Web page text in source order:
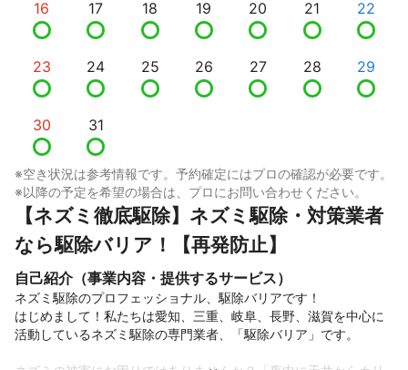
16 17 18 19 20 21 22
23 24 25 26 27 28 29
30 31
※空き状況は参考情報です。予約確定にはプロの確認が必要です。
※以降の予定を希望の場合は、プロにお問い合わせください。
【ネズミ徹底駆除】ネズミ駆除・対策業者
なら駆除バリア！【再発防止】
自己紹介（事業内容・提供するサービス）
ネズミ駆除のプロフェッショナル、駆除バリアです！
はじめまして！私たちは愛知、三重、岐阜、長野、滋賀を中心に
活動しているネズミ駆除の専門業者、「駆除バリア」です。